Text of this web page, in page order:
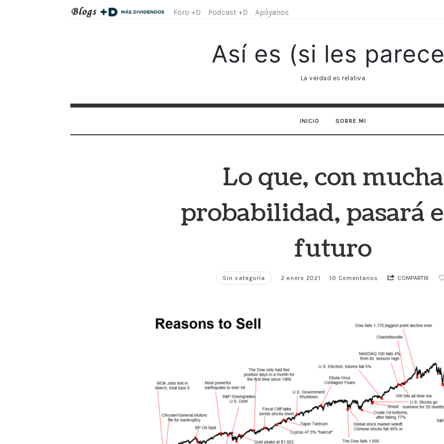
Foro +D Podcast +D Apóyanos
Así
(si
les
parece)
Así es (si les
La verdad es relativa
INICIO SOBRE MI
Lo que, con mucha
probabilidad, pasará
futuro
Sin categoría 2 enero 2021 10 Comentarios COMPARTIR